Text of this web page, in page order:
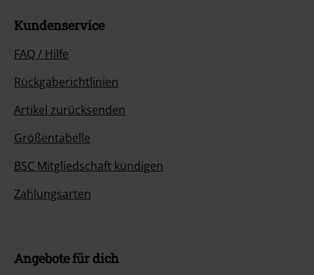
Kundenservice
FAQ / Hilfe
Rückgaberichtlinien
Artikel zurücksenden
Größentabelle
BSC Mitgliedschaft kündigen
Zahlungsarten
Angebote für dich